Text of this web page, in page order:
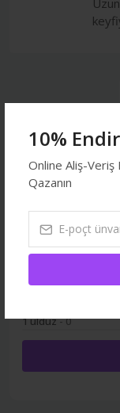
10%
Online Aliş-
Qazanın
5 ulduz
4 ulduz - 3
3 ulduz- 0
2 ulduz- 0
1 ulduz- 0